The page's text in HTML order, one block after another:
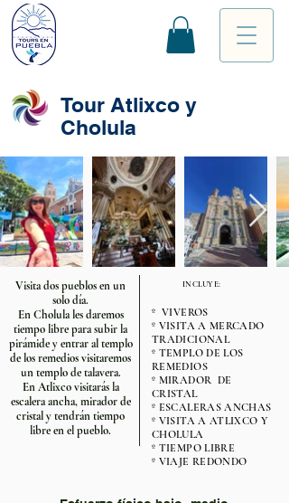
Tour Atlixco y
Cholula
Visita dos pueblos en un
solo día.
En Cholula les daremos
tiempo libre para subir la
pirámide y entrar al templo
de los remedios visitaremos
un templo de talavera.
En Atlixco visitarás la
escalera ancha, mirador de
cristal y tendrán tiempo
libre en el pueblo.
INCLUYE:
º VIVEROS
º VISITA A MERCADO
TRADICIONAL
º TEMPLO DE LOS
REMEDIOS
º MIRADOR DE
CRISTAL
º ESCALERAS ANCHAS
º VISITA A ATLIXCO Y
CHOLULA
º TIEMPO LIBRE
º VIAJE REDONDO